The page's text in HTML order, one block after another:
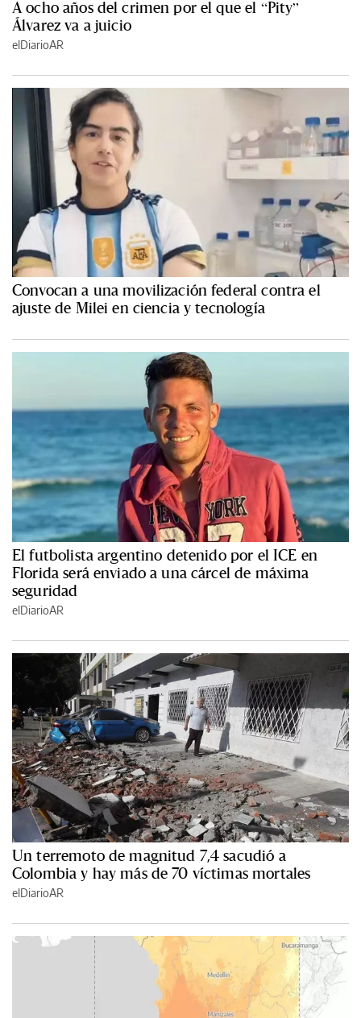
A ocho años del crimen por el que el “Pity”
Álvarez va a juicio
elDiarioAR
Convocan a una movilización federal contra el
ajuste de Milei en ciencia y tecnología
El futbolista argentino detenido por el ICE en
Florida será enviado a una cárcel de máxima
seguridad
elDiarioAR
Un terremoto de magnitud 7,4 sacudió a
Colombia y hay más de 70 víctimas mortales
elDiarioAR